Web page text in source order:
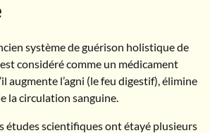
système de guérison holistique de
considéré comme un médicament
augmente l’agni (le feu digestif), élimine
la circulation sanguine.
études scientifiques ont étayé plusieurs